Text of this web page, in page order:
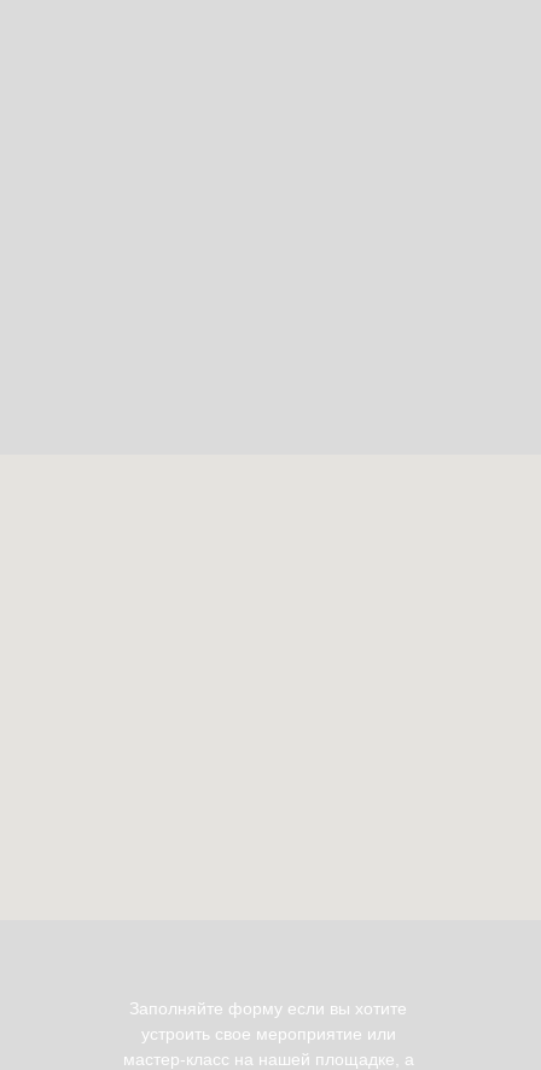
Заполняйте форму если вы хотите
устроить свое мероприятие или
мастер-класс на нашей площадке, а